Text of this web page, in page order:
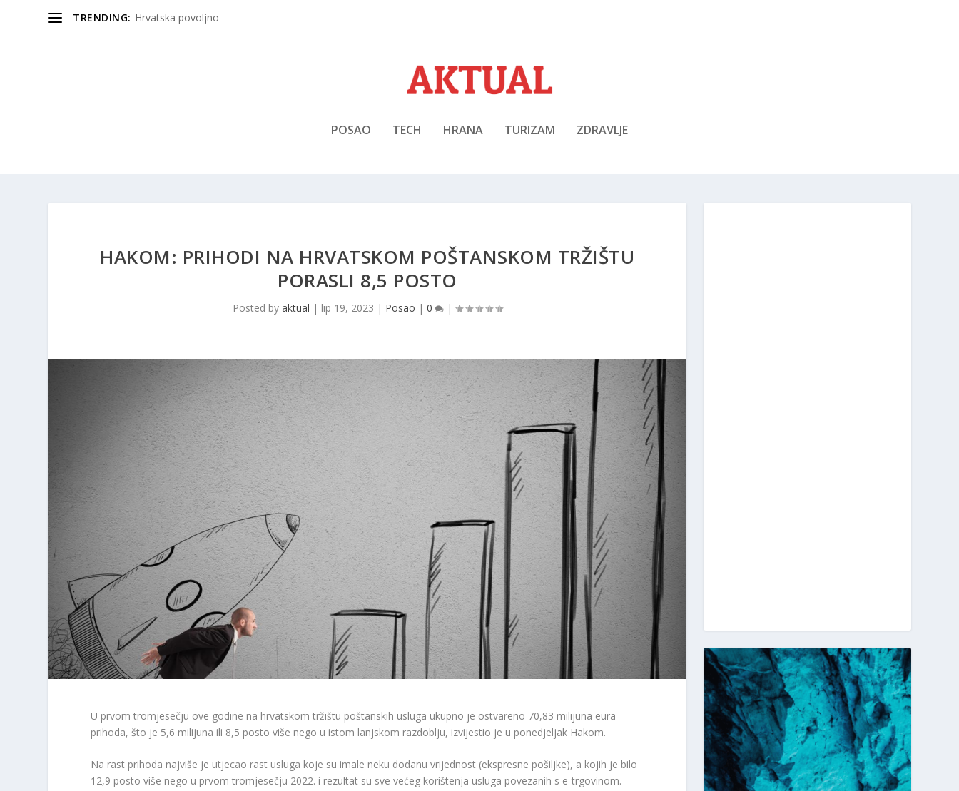
TRENDING: Hrvatska povoljno
POSAO TECH HRANA TURIZAM ZDRAVLJE
HAKOM: PRIHODI NA HRVATSKOM POŠTANSKOM TRŽIŠTU
PORASLI 8,5 POSTO
Posted by aktual | lip 19, 2023 | Posao | 0 |
U prvom tromjesečju ove godine na hrvatskom tržištu poštanskih usluga ukupno je ostvareno 70,83 milijuna eura
prihoda, što je 5,6 milijuna ili 8,5 posto više nego u istom lanjskom razdoblju, izvijestio je u ponedjeljak Hakom.
Na rast prihoda najviše je utjecao rast usluga koje su imale neku dodanu vrijednost (ekspresne pošiljke), a kojih je bilo
12,9 posto više nego u prvom tromjesečju 2022. i rezultat su sve većeg korištenja usluga povezanih s e-trgovinom.